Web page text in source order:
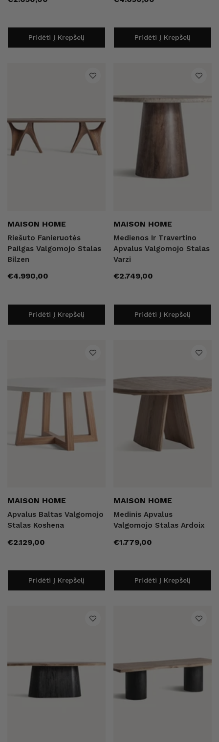
Pridėti Į Krepšelį Pridėti Į Krepšelį
Pardavėjas:
MAISON HOME
Riešuto Fanieruotės
Pailgas Valgomojo Stalas
Bilzen
Įprasta
€4.990,00
Pridėti Į Krepšelį
Pardavėjas:
MAISON HOME
Medienos Ir Travertino
Apvalus Valgomojo Stalas
Varzi
Įprasta
€2.749,00
Pridėti Į Krepšelį
Pardavėjas:
MAISON HOME
Apvalus Baltas Valgomojo
Stalas Koshena
Įprasta
€2.129,00
Pridėti Į Krepšelį
Pardavėjas:
MAISON HOME
Medinis Apvalus
Valgomojo Stalas Ardoix
Įprasta
€1.779,00
Pridėti Į Krepšelį